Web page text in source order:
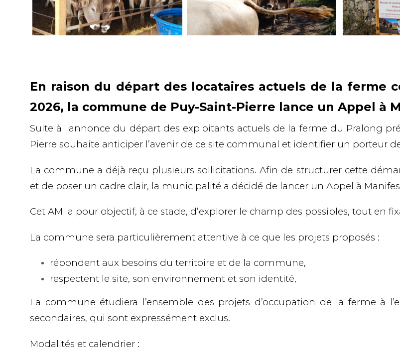
En raison du départ des locataires actuels de la ferme
2026, la commune de Puy-Saint-Pierre lance un Appel à
Suite à l'annonce du départ des exploitants actuels de la ferme du Pralong
Pierre souhaite anticiper l’avenir de ce site communal et identifier un porteur
La commune a déjà reçu plusieurs sollicitations. Afin de structurer cette
et de poser un cadre clair, la municipalité a décidé de lancer un Appel à
Cet AMI a pour objectif, à ce stade, d’explorer le champ des possibles, tout en
La commune sera particulièrement attentive à ce que les projets proposés :
répondent aux besoins du territoire et de la commune,
respectent le site, son environnement et son identité,
La commune étudiera l’ensemble des projets d’occupation de la ferme à
secondaires, qui sont expressément exclus.
Modalités et calendrier :